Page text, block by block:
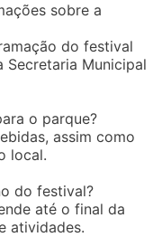
sobre a
do festival
Secretaria Municipal
o parque?
assim como
local.
do festival?
até o final da
atividades.